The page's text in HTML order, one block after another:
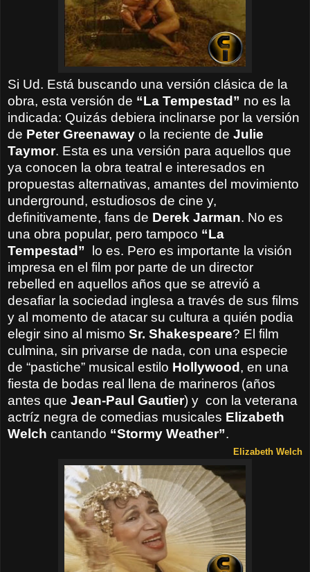
Si Ud. Está buscando una versión clásica de la
obra, esta versión de “La Tempestad” no es la
indicada: Quizás debiera inclinarse por la versión
de Peter Greenaway o la reciente de Julie
Taymor. Esta es una versión para aquellos que
ya conocen la obra teatral e interesados en
propuestas alternativas, amantes del movimiento
underground, estudiosos de cine y,
definitivamente, fans de Derek Jarman. No es
una obra popular, pero tampoco “La
Tempestad”
lo es. Pero es importante la visión
impresa en el film por parte de un director
rebelled en aquellos años que se atrevió a
desafiar la sociedad inglesa a través de sus films
y al momento de atacar su cultura a quién podia
elegir sino al mismo Sr. Shakespeare? El film
culmina, sin privarse de nada, con una especie
de “pastiche” musical estilo Hollywood, en una
fiesta de bodas real llena de marineros (años
antes que Jean-Paul Gautier) y con la veterana
actríz negra de comedias musicales Elizabeth
Welch cantando “Stormy Weather”.
Elizabeth Welch